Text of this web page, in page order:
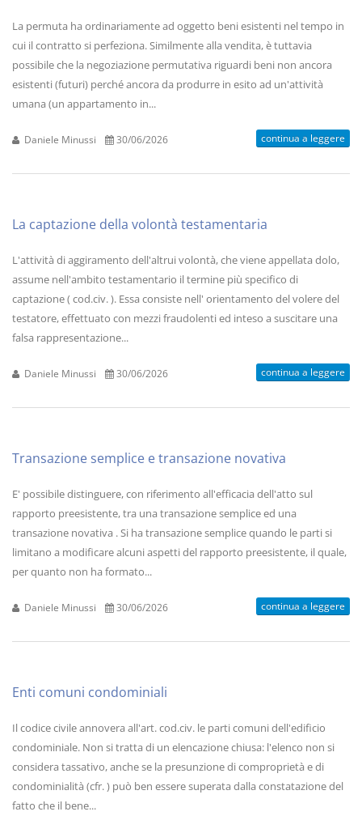
La permuta ha ordinariamente ad oggetto beni esistenti nel tempo in
cui il contratto si perfeziona. Similmente alla vendita, è tuttavia
possibile che la negoziazione permutativa riguardi beni non ancora
esistenti (futuri) perché ancora da produrre in esito ad un'attività
umana (un appartamento in...
Daniele Minussi 30/06/2026 continua a leggere
La captazione della volontà testamentaria
L'attività di aggiramento dell'altrui volontà, che viene appellata dolo,
assume nell'ambito testamentario il termine più specifico di
captazione ( cod.civ. ). Essa consiste nell' orientamento del volere del
testatore, effettuato con mezzi fraudolenti ed inteso a suscitare una
falsa rappresentazione...
Daniele Minussi 30/06/2026 continua a leggere
Transazione semplice e transazione novativa
E' possibile distinguere, con riferimento all'efficacia dell'atto sul
rapporto preesistente, tra una transazione semplice ed una
transazione novativa . Si ha transazione semplice quando le parti si
limitano a modificare alcuni aspetti del rapporto preesistente, il quale,
per quanto non ha formato...
Daniele Minussi 30/06/2026 continua a leggere
Enti comuni condominiali
Il codice civile annovera all'art. cod.civ. le parti comuni dell'edificio
condominiale. Non si tratta di un elencazione chiusa: l'elenco non si
considera tassativo, anche se la presunzione di comproprietà e di
condominialità (cfr. ) può ben essere superata dalla constatazione del
fatto che il bene...